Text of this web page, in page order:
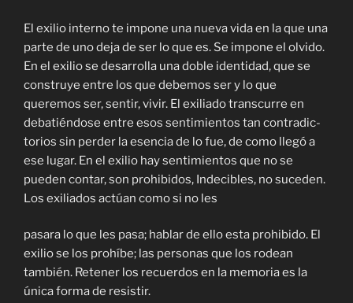
El exilio interno te impone una nueva vida en la que una
parte de uno deja de ser lo que es. Se impone el olvido.
En el exilio se desarrolla una doble identidad, que se
construye entre los que debemos ser y lo que
queremos ser, sentir, vivir. El exiliado transcurre en
debatiéndose entre esos sentimientos tan contradic-
torios sin perder la esencia de lo fue, de como llegó a
ese lugar. En el exilio hay sentimientos que no se
pueden contar, son prohibidos, Indecibles, no suceden.
Los exiliados actúan como si no les
pasara lo que les pasa; hablar de ello esta prohibido. El
exilio se los prohíbe; las personas que los rodean
también. Retener los recuerdos en la memoria es la
única forma de resistir.